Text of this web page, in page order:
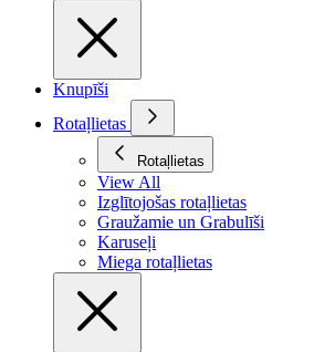
Knupīši
Rotaļlietas
Rotaļlietas
View All
Izglītojošas rotaļlietas
Graužamie un Grabulīši
Karuseļi
Miega rotaļlietas